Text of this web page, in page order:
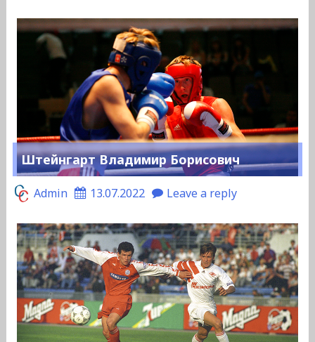
Штейнгарт Владимир Борисович
Admin 13.07.2022 Leave a reply